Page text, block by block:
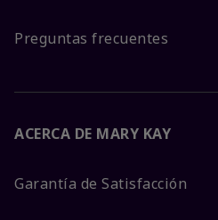
Preguntas frecuentes
ACERCA DE MARY KAY
Garantía de Satisfacción